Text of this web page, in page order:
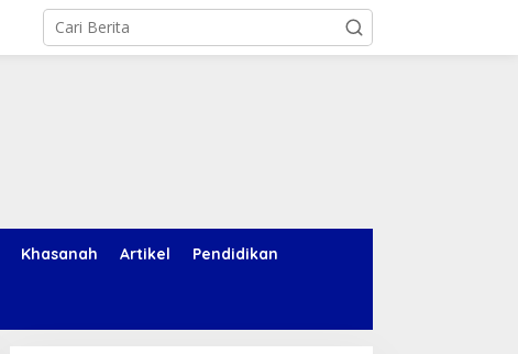
Khasanah Artikel Pendidikan